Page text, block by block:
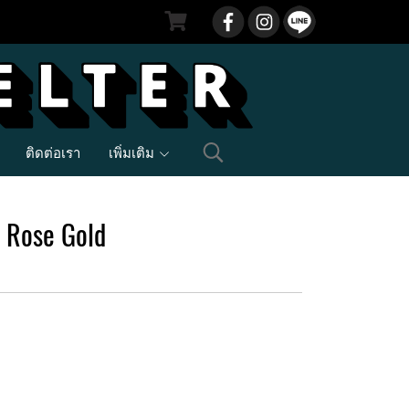
ติดต่อเรา เพิ่มเติม
Gold